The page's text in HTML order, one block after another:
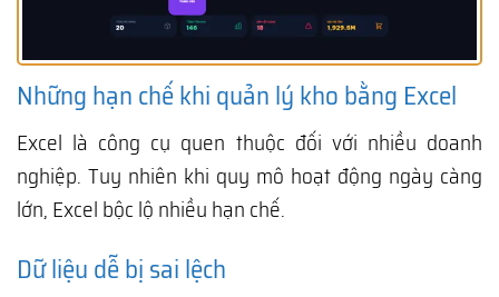
Những hạn chế khi quản lý kho bằng Excel
Excel là công cụ quen thuộc đối với nhiều doanh
nghiệp. Tuy nhiên khi quy mô hoạt động ngày càng
lớn, Excel bộc lộ nhiều hạn chế.
Dữ liệu dễ bị sai lệch